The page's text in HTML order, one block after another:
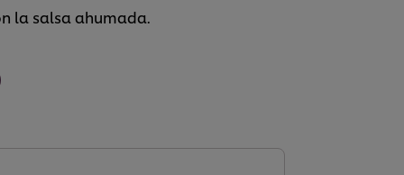
la salsa ahumada.